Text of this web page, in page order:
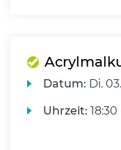
Datum: Di.
Uhrzeit: